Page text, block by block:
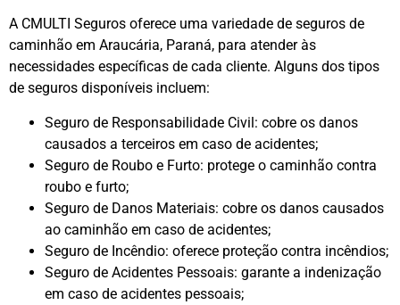
A CMULTI Seguros oferece uma variedade de seguros de
caminhão em Araucária, Paraná, para atender às
necessidades específicas de cada cliente. Alguns dos tipos
de seguros disponíveis incluem:
Seguro de Responsabilidade Civil: cobre os danos
causados a terceiros em caso de acidentes;
Seguro de Roubo e Furto: protege o caminhão contra
roubo e furto;
Seguro de Danos Materiais: cobre os danos causados
ao caminhão em caso de acidentes;
Seguro de Incêndio: oferece proteção contra incêndios;
Seguro de Acidentes Pessoais: garante a indenização
em caso de acidentes pessoais;